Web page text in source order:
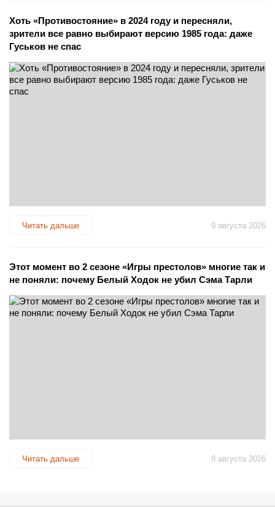
Хоть «Противостояние» в 2024 году и пересняли,
зрители все равно выбирают версию 1985 года: даже
Гуськов не спас
Читать дальше 9 августа 2026
Этот момент во 2 сезоне «Игры престолов» многие так и
не поняли: почему Белый Ходок не убил Сэма Тарли
Читать дальше 9 августа 2026